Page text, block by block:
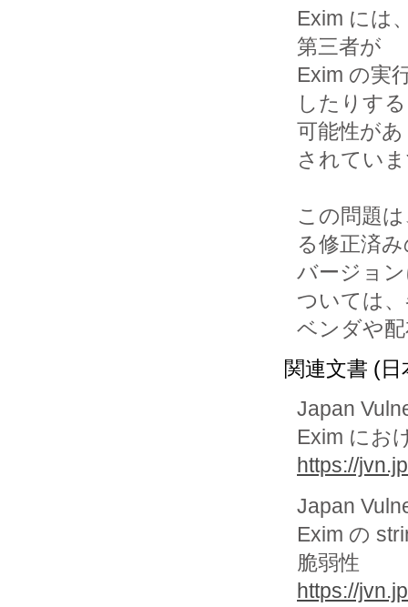
Exim には
第三者が
Exim の実
したりする
可能性が
されてい
この問題
る修正済
バージョ
ついては
ベンダや
関連文書 (日
Japan
Exim にお
https://
Japan
Exim の
脆弱性
https://